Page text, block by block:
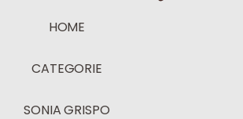
HOME
CATEGORIE
SONIA GRISPO